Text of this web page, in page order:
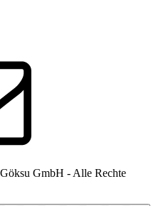
GmbH - Alle Rechte